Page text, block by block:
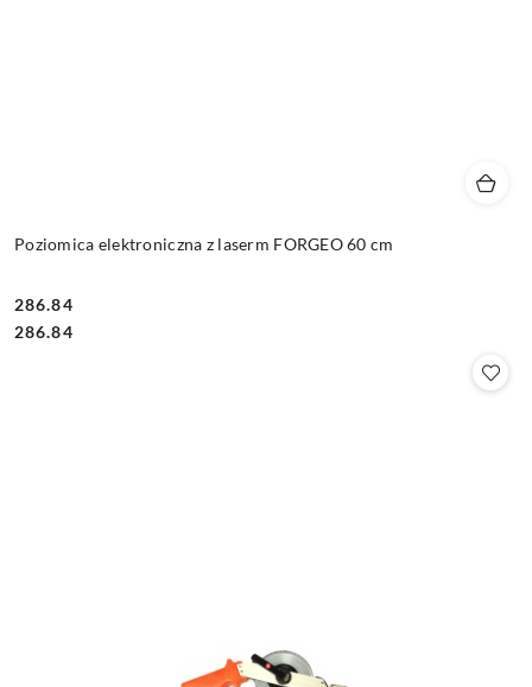
Poziomica elektroniczna z laserm FORGEO 60 cm
Cena:
286.84
Cena:
286.84